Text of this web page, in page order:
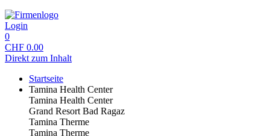
Login
0
CHF 0.00
Direkt zum Inhalt
Startseite
Tamina Health Center
Tamina Health Center
Grand Resort Bad Ragaz
Tamina Therme
Tamina Therme